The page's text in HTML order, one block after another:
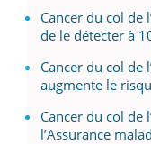
Cancer du col de
de le détecter à
Cancer du col de
augmente le
Cancer du col de
l’Assurance